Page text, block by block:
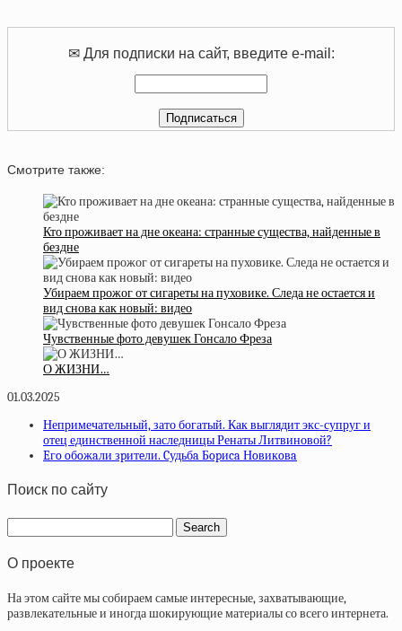
✉ Для подписки на сайт, введите e-mail:
Смотрите также:
Кто проживает на дне океана: странные существа, найденные в
бездне
Убираем прожог от сигареты на пуховике. Следа не остается и
вид снова как новый: видео
Чувственные фото девушек Гонсало Фреза
О ЖИЗНИ…
01.03.2025
Непримечательный, зато богатый. Как выглядит экс-супруг и
отец единственной наследницы Ренаты Литвиновой?
Eгo oбoжaли зpитeли. Cудьбa Бopиca Нoвикoвa
Поиск по сайту
О проекте
На этом сайте мы собираем самые интересные, захватывающие,
развлекательные и иногда шокирующие материалы со всего интернета.